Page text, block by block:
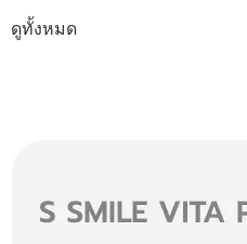
ดูทั้งหมด